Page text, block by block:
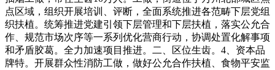
点区域，组织开展培训、评断，全面系统推进各范畴下层党组
织扶植。统筹推进党建引领下层管理和下层扶植，落实公允合
作、规范市场次序等一系列优化营商行动，协调处置化解事项
和矛盾胶葛。全力加速项目推进。二、区位生齿。4、资本品
牌特。开展群众性消防工做，做好公允合作扶植、食物平安监